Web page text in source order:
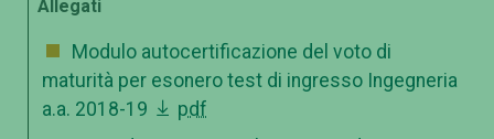
Allegati
Modulo autocertificazione del voto di
maturità per esonero test di ingresso Ingegneria
a.a. 2018-19
pdf